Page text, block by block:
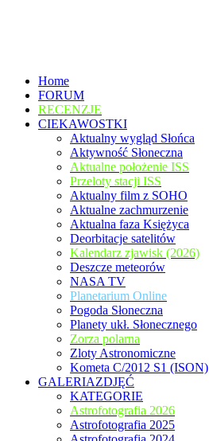
Home
FORUM
RECENZJE
CIEKAWOSTKI
Aktualny wygląd Słońca
Aktywność Słoneczna
Aktualne położenie ISS
Przeloty stacji ISS
Aktualny film z SOHO
Aktualne zachmurzenie
Aktualna faza Księżyca
Deorbitacje satelitów
Kalendarz zjawisk (2026)
Deszcze meteorów
NASA TV
Planetarium Online
Pogoda Słoneczna
Planety ukł. Słonecznego
Zorza polarna
Zloty Astronomiczne
Kometa C/2012 S1 (ISON)
GALERIAZDJĘĆ
KATEGORIE
Astrofotografia 2026
Astrofotografia 2025